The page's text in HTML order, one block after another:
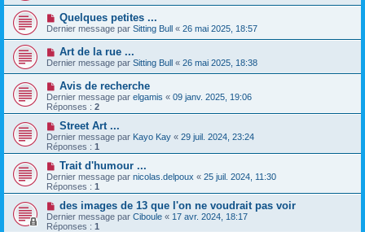
Quelques petites ...
Dernier message par Sitting Bull « 26 mai 2025, 18:57
Art de la rue ...
Dernier message par Sitting Bull « 26 mai 2025, 18:38
Avis de recherche
Dernier message par elgamis « 09 janv. 2025, 19:06
Réponses : 2
Street Art ...
Dernier message par Kayo Kay « 29 juil. 2024, 23:24
Réponses : 1
Trait d'humour ...
Dernier message par nicolas.delpoux « 25 juil. 2024, 11:30
Réponses : 1
des images de 13 que l'on ne voudrait pas voir
Dernier message par Ciboule « 17 avr. 2024, 18:17
Réponses : 1